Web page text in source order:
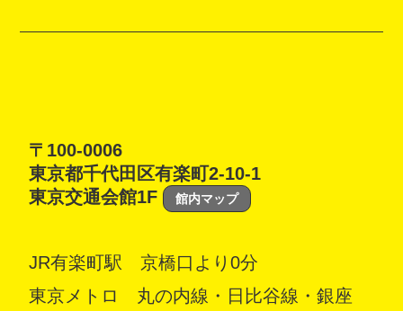
〒100-0006
東京都千代田区有楽町2-10-1
東京交通会館1F
館内マップ
JR有楽町駅 京橋口より0分
東京メトロ 丸の内線・日比谷線・銀座